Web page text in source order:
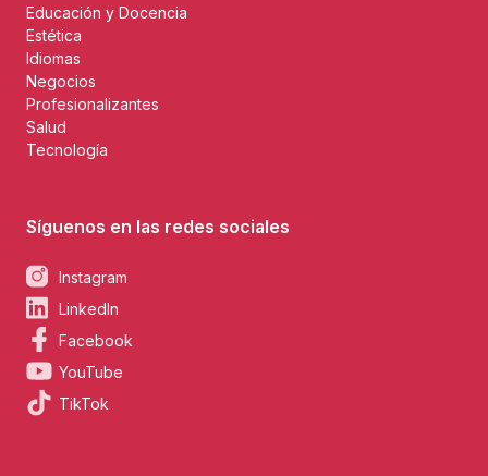
Educación y Docencia
Estética
Idiomas
Negocios
Profesionalizantes
Salud
Tecnología
Síguenos en las redes sociales
Instagram
LinkedIn
Facebook
YouTube
TikTok